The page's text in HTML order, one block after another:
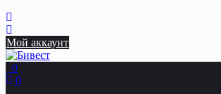
Мой аккаунт
0
0